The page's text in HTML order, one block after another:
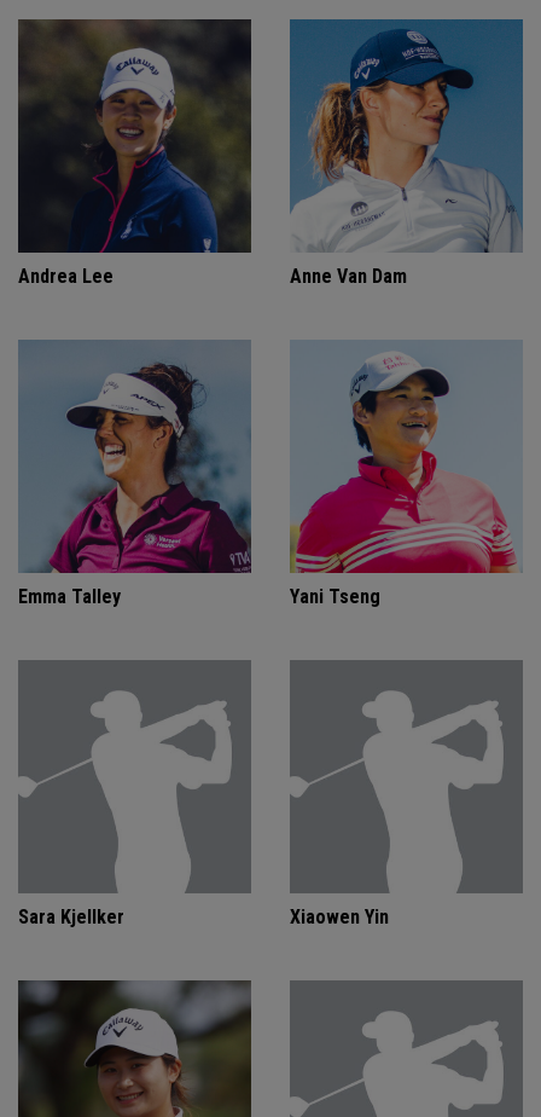
Andrea Lee Anne Van Dam
Emma Talley Yani Tseng
Sara Kjellker Xiaowen Yin